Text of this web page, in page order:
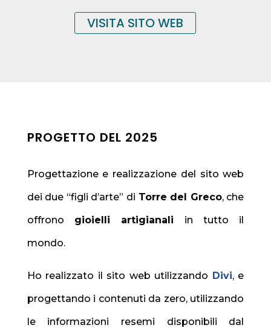
VISITA SITO WEB
PROGETTO DEL 2025
Progettazione e realizzazione del sito web
dei due “figli d’arte” di Torre del Greco, che
offrono gioielli artigianali in tutto il
mondo.
Ho realizzato il sito web utilizzando Divi, e
progettando i contenuti da zero, utilizzando
le informazioni resemi disponibili dal